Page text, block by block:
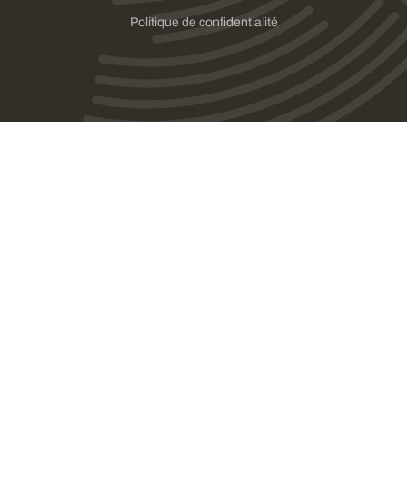
Politique de confidentialité